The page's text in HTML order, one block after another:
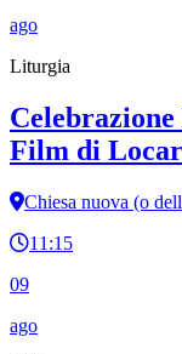
ago
Liturgia
Film di
Chiesa nuova (o
11:15
09
ago